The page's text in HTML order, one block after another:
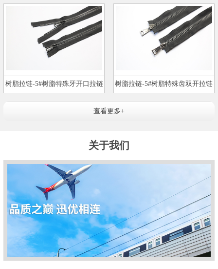
树脂拉链-5#树脂特殊牙开口拉链 树脂拉链-5#树脂特殊齿双开拉链
查看更多+
关于我们